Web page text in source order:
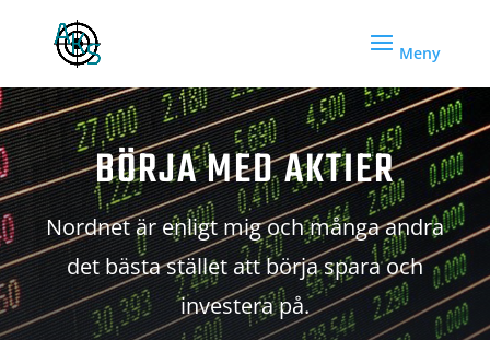
BÖRJA MED AKTIER
Nordnet är enligt mig och många andra
det bästa stället att börja spara och
investera på.